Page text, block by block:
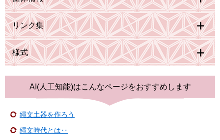
リンク集
様式
AI(人工知能)はこんなページをおすすめします
縄文土器を作ろう
縄文時代とは‥